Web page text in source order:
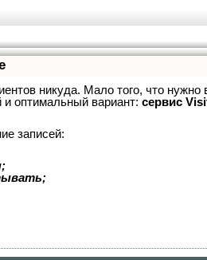
никуда. Мало того, что нужно
оптимальный вариант: сервис
записей: